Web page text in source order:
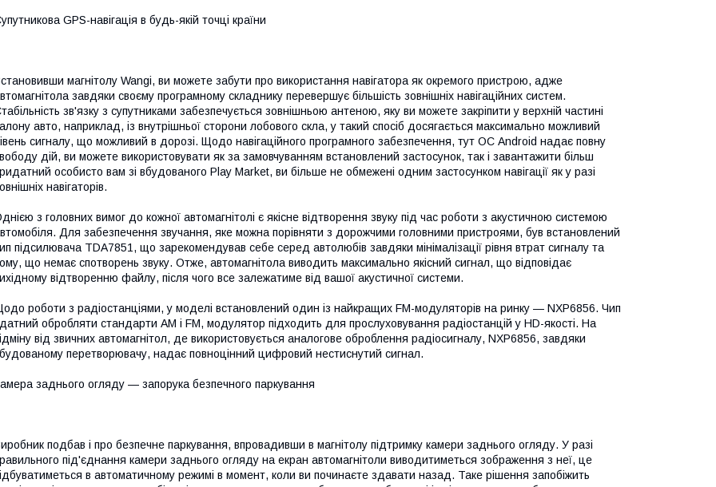
GPS-навігація в будь-якій точці країни
магнітолу Wangi, ви можете забути про використання навігатора як окремого пристрою, адже
завдяки своєму програмному складнику перевершує більшість зовнішніх навігаційних систем.
зв'язку з супутниками забезпечується зовнішньою антеною, яку ви можете закріпити у верхній частині
авто, наприклад, із внутрішньої сторони лобового скла, у такий спосіб досягається максимально можливий
сигналу, що можливий в дорозі. Щодо навігаційного програмного забезпечення, тут ОС Android надає повну
дій, ви можете використовувати як за замовчуванням встановлений застосунок, так і завантажити більш
особисто вам зі вбудованого Play Market, ви більше не обмежені одним застосунком навігації як у разі
навігаторів.
з головних вимог до кожної автомагнітолі є якісне відтворення звуку під час роботи з акустичною системою
Для забезпечення звучання, яке можна порівняти з дорожчими головними пристроями, був встановлений
підсилювача TDA7851, що зарекомендував себе серед автолюбів завдяки мінімалізації рівня втрат сигналу та
що немає спотворень звуку. Отже, автомагнітола виводить максимально якісний сигнал, що відповідає
відтворенню файлу, після чого все залежатиме від вашої акустичної системи.
роботи з радіостанціями, у моделі встановлений один із найкращих FM-модуляторів на ринку — NXP6856. Чип
обробляти стандарти AM і FM, модулятор підходить для прослуховування радіостанцій у HD-якості. На
від звичних автомагнітол, де використовується аналогове оброблення радіосигналу, NXP6856, завдяки
перетворювачу, надає повноцінний цифровий нестиснутий сигнал.
заднього огляду — запорука безпечного паркування
подбав і про безпечне паркування, впровадивши в магнітолу підтримку камери заднього огляду. У разі
під'єднання камери заднього огляду на екран автомагнітоли виводитиметься зображення з неї, це
в автоматичному режимі в момент, коли ви починаєте здавати назад. Таке рішення запобіжить